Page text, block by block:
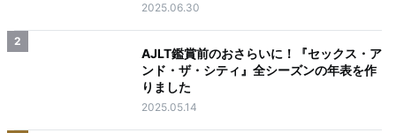
2025.06.30
2
AJLT鑑賞前のおさらいに！『セックス・ア
ンド・ザ・シティ』全シーズンの年表を作
りました
2025.05.14